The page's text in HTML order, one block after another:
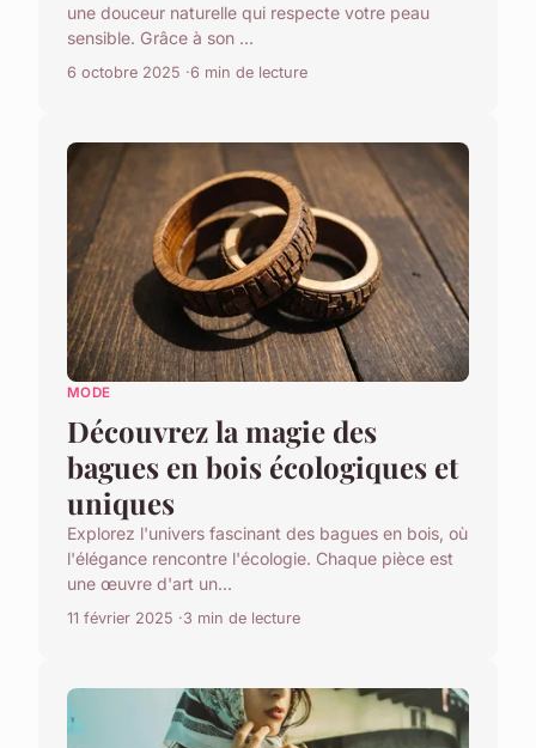
une douceur naturelle qui respecte votre peau
sensible. Grâce à son ...
6 octobre 2025 6 min de lecture
MODE
Découvrez la magie des
bagues en bois écologiques et
uniques
Explorez l'univers fascinant des bagues en bois, où
l'élégance rencontre l'écologie. Chaque pièce est
une œuvre d'art un...
11 février 2025 3 min de lecture